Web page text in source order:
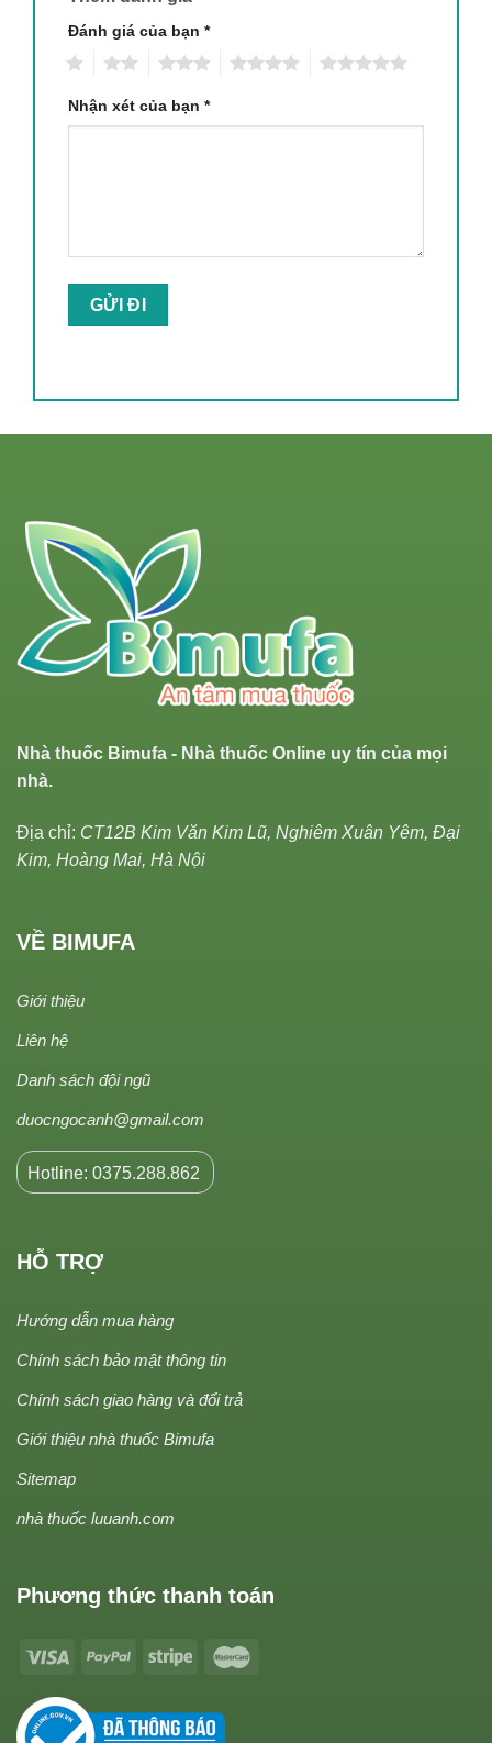
Đánh giá của bạn *
Nhận xét của bạn *
Nhà thuốc Bimufa - Nhà thuốc Online uy tín của mọi
nhà.
Địa chỉ: CT12B Kim Văn Kim Lũ, Nghiêm Xuân Yêm, Đại
Kim, Hoàng Mai, Hà Nội
VỀ BIMUFA
Giới thiệu
Liên hệ
Danh sách đội ngũ
duocngocanh@gmail.com
Hotline: 0375.288.862
HỖ TRỢ
Hướng dẫn mua hàng
Chính sách bảo mật thông tin
Chính sách giao hàng và đổi trả
Giới thiệu nhà thuốc Bimufa
Sitemap
nhà thuốc luuanh.com
Phương thức thanh toán